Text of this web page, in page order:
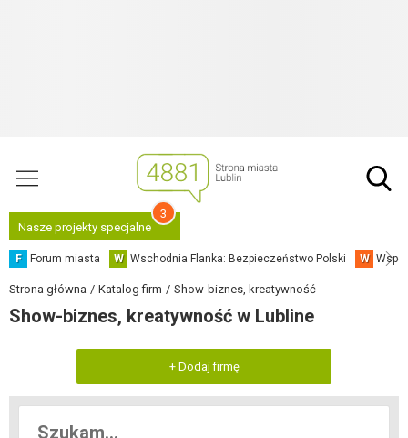
Nasze projekty specjalne
3
F Forum miasta W Wschodnia Flanka: Bezpieczeństwo Polski W
Strona główna Katalog firm Show-biznes, kreatywność
Show-biznes, kreatywność w Lubline
+ Dodaj firmę